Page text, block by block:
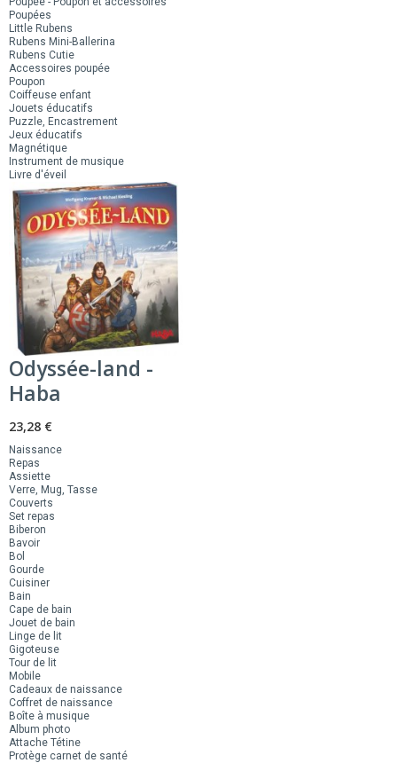
Poupées
Little Rubens
Rubens Mini-Ballerina
Rubens Cutie
Accessoires poupée
Poupon
Coiffeuse enfant
Jouets éducatifs
Puzzle, Encastrement
Jeux éducatifs
Magnétique
Instrument de musique
Livre d'éveil
Odyssée-land -
Haba
23,28 €
Naissance
Repas
Assiette
Verre, Mug, Tasse
Couverts
Set repas
Biberon
Bavoir
Bol
Gourde
Cuisiner
Bain
Cape de bain
Jouet de bain
Linge de lit
Gigoteuse
Tour de lit
Mobile
Cadeaux de naissance
Coffret de naissance
Boîte à musique
Album photo
Attache Tétine
Protège carnet de santé